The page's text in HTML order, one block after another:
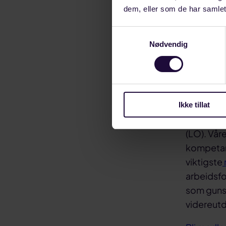
dem, eller som de har
Nødvendig
Ikke tillat
som
Vi
(LO).
viktigste
som